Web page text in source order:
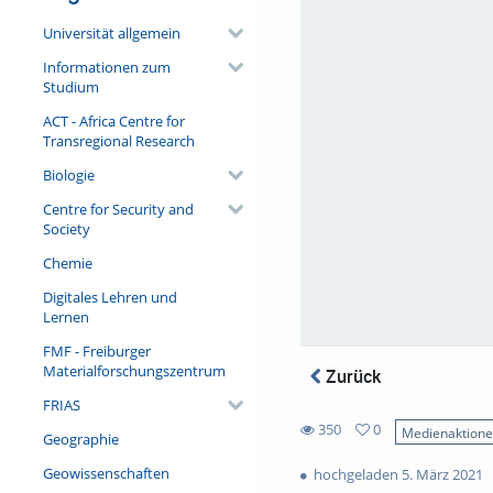
Universität allgemein
Informationen zum
Studium
ACT - Africa Centre for
Transregional Research
Biologie
Centre for Security and
Society
Chemie
Digitales Lehren und
Lernen
FMF - Freiburger
Materialforschungszentrum
FRIAS
Geographie
Geowissenschaften
Zurück
350
views
0
favorites
hochgeladen 5. März 2021